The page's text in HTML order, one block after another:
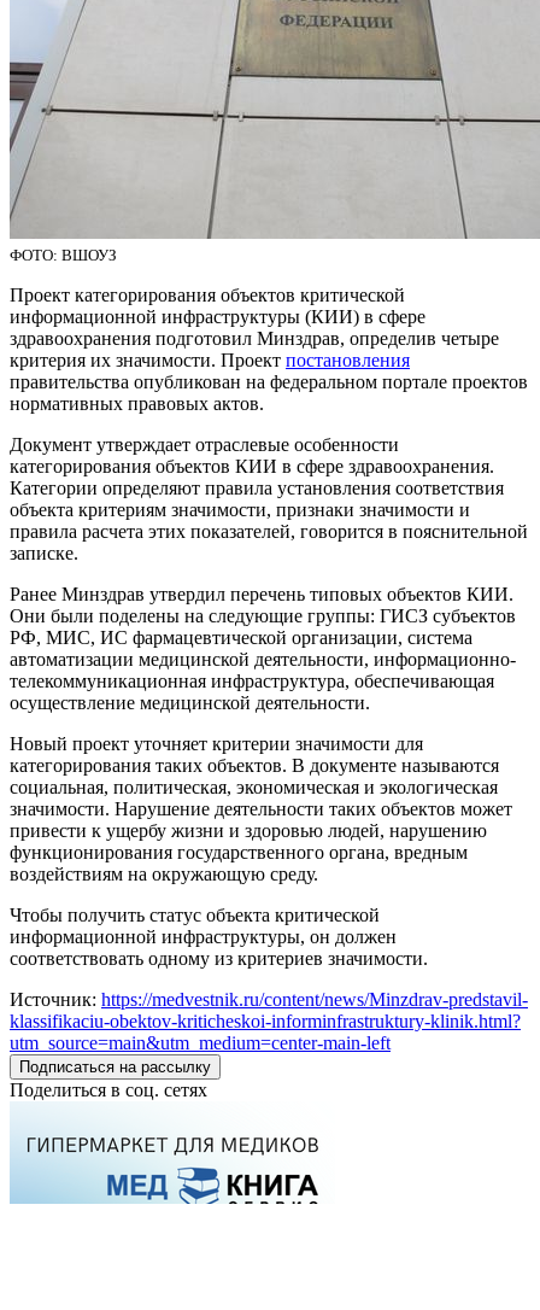
ФОТО: ВШОУЗ
Проект категорирования объектов критической
информационной инфраструктуры (КИИ) в сфере
здравоохранения подготовил Минздрав, определив четыре
критерия их значимости. Проект постановления
правительства опубликован на федеральном портале проектов
нормативных правовых актов.
Документ утверждает отраслевые особенности
категорирования объектов КИИ в сфере здравоохранения.
Категории определяют правила установления соответствия
объекта критериям значимости, признаки значимости и
правила расчета этих показателей, говорится в пояснительной
записке.
Ранее Минздрав утвердил перечень типовых объектов КИИ.
Они были поделены на следующие группы: ГИСЗ субъектов
РФ, МИС, ИС фармацевтической организации, система
автоматизации медицинской деятельности, информационно-
телекоммуникационная инфраструктура, обеспечивающая
осуществление медицинской деятельности.
Новый проект уточняет критерии значимости для
категорирования таких объектов. В документе называются
социальная, политическая, экономическая и экологическая
значимости. Нарушение деятельности таких объектов может
привести к ущербу жизни и здоровью людей, нарушению
функционирования государственного органа, вредным
воздействиям на окружающую среду.
Чтобы получить статус объекта критической
информационной инфраструктуры, он должен
соответствовать одному из критериев значимости.
Источник: https://medvestnik.ru/content/news/Minzdrav-predstavil-
klassifikaciu-obektov-kriticheskoi-informinfrastruktury-klinik.html?
utm_source=main&utm_medium=center-main-left
Подписаться на рассылку
Поделиться в соц. сетях